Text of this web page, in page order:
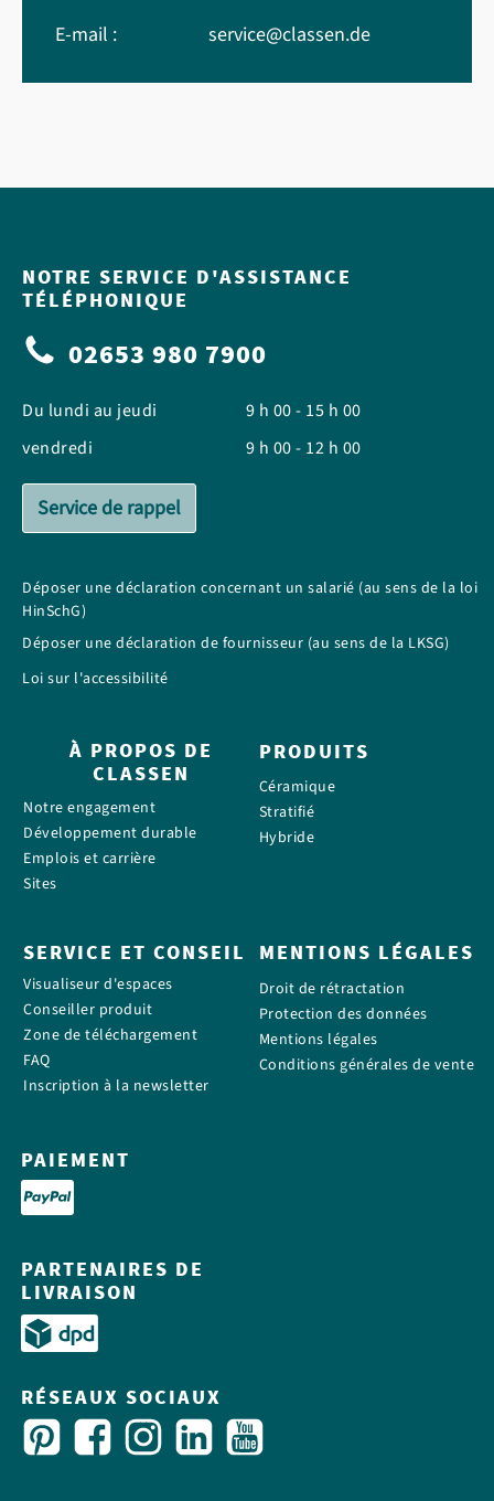
E-mail : service@classen.de
NOTRE SERVICE D'ASSISTANCE
TÉLÉPHONIQUE
02653 980 7900
Du lundi au jeudi
vendredi
9 h 00 - 15 h 00
9 h 00 - 12 h 00
Service de rappel
Déposer une déclaration concernant un salarié (au sens de la loi
HinSchG)
Déposer une déclaration de fournisseur (au sens de la LKSG)
Loi sur l'accessibilité
À PROPOS DE
CLASSEN
Notre engagement
Développement durable
Emplois et carrière
Sites
PRODUITS
Céramique
Stratifié
Hybride
SERVICE ET CONSEIL
Visualiseur d'espaces
Conseiller produit
Zone de téléchargement
FAQ
Inscription à la newsletter
MENTIONS LÉGALES
Droit de rétractation
Protection des données
Mentions légales
Conditions générales de vente
PAIEMENT
PARTENAIRES DE
LIVRAISON
RÉSEAUX SOCIAUX